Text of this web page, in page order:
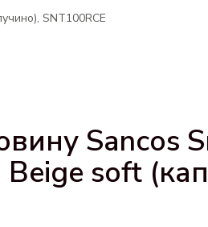
SNT100RCE
Sancos
soft